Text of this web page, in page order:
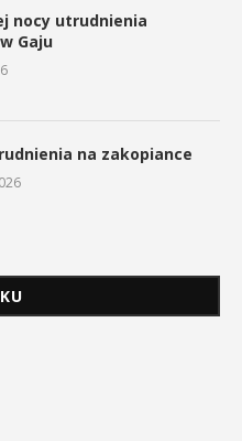
nocy utrudnienia
Gaju
na zakopiance